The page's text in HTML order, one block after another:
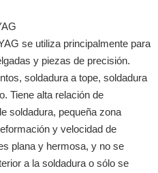
se utiliza principalmente para
y piezas de precisión.
soldadura a tope, soldadura
Tiene alta relación de
soldadura, pequeña zona
y velocidad de
plana y hermosa, y no se
a la soldadura o sólo se